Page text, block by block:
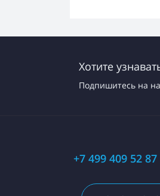
Хотите
Подпишитесь на
+7 499 409 52